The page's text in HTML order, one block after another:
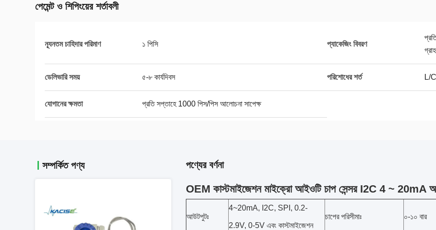
পেমেন্ট ও শিপিংয়ের শর্তাবলী
ন্যূনতম চাহিদার পরিমাণ ১ পিসি প্যাকেজিং বিবরণ
ডেলিভারি সময় ৫-৮ কার্যদিবস পরিশোধের শর্ত L/
যোগানের ক্ষমতা প্রতি সপ্তাহে 1000 পিস/পিস আলোচনা সাপেক্ষ
সম্পর্কিত পণ্য পণ্যের বর্ণনা
OEM কাস্টমাইজেশন মাইক্রো আইওটি চাপ সেন্সর I2C 4 ~
আউটপুটঃ
4~20mA, I2C, SPI, 0.2-
2.9V, 0-5V এবং কাস্টমাইজেশন
চাপের পরিসীমাঃ ০-১০ বার